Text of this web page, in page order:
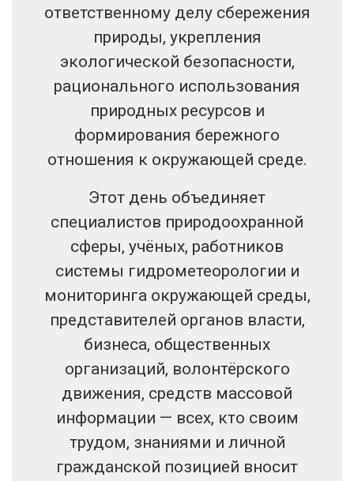
ответственному делу сбережения
природы, укрепления
экологической безопасности,
рационального использования
природных ресурсов и
формирования бережного
отношения к окружающей среде.
Этот день объединяет
специалистов природоохранной
сферы, учёных, работников
системы гидрометеорологии и
мониторинга окружающей среды,
представителей органов власти,
бизнеса, общественных
организаций, волонтёрского
движения, средств массовой
информации — всех, кто своим
трудом, знаниями и личной
гражданской позицией вносит